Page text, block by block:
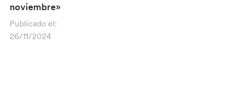
noviembre»
Publicado el:
26/11/2024